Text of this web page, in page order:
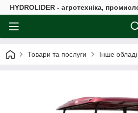
HYDROLIDER - агротехніка,
Товари та послуги Інше